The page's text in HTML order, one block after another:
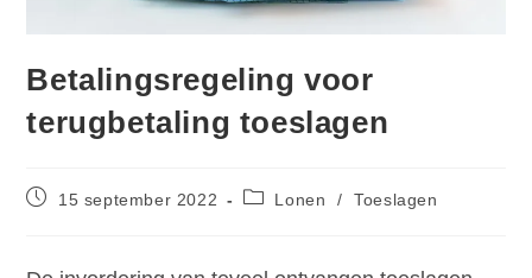
Betalingsregeling voor
terugbetaling toeslagen
15 september 2022 Lonen / Toeslagen